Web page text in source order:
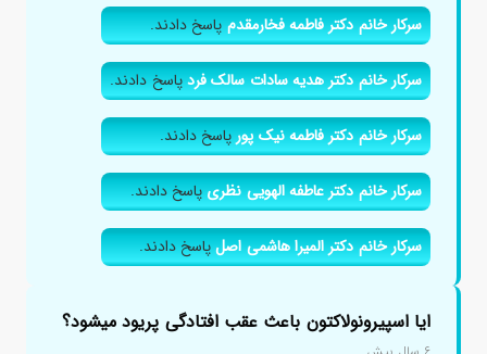
سرکار خانم دکتر فاطمه فخارمقدمپاسخ دادند.
سرکار خانم دکتر هدیه سادات سالک فردپاسخ دادند.
سرکار خانم دکتر فاطمه نیک پورپاسخ دادند.
سرکار خانم دکتر عاطفه الهویی نظریپاسخ دادند.
سرکار خانم دکتر المیرا هاشمی اصلپاسخ دادند.
ایا اسپیرونولاکتون باعث عقب افتادگی پریود میشود؟